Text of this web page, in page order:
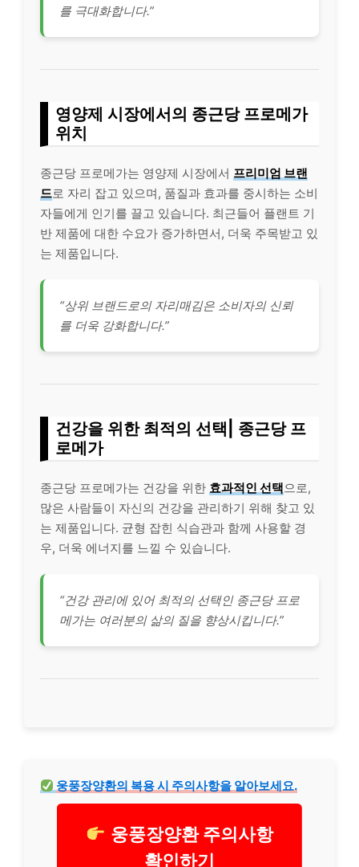
를 극대화합니다.”
영양제 시장에서의 종근당 프로메가
위치
종근당 프로메가는 영양제 시장에서 프리미엄 브랜
드로 자리 잡고 있으며, 품질과 효과를 중시하는 소비
자들에게 인기를 끌고 있습니다. 최근들어 플랜트 기
반 제품에 대한 수요가 증가하면서, 더욱 주목받고 있
는 제품입니다.
“상위 브랜드로의 자리매김은 소비자의 신뢰
를 더욱 강화합니다.”
건강을 위한 최적의 선택| 종근당 프
로메가
종근당 프로메가는 건강을 위한 효과적인 선택으로,
많은 사람들이 자신의 건강을 관리하기 위해 찾고 있
는 제품입니다. 균형 잡힌 식습관과 함께 사용할 경
우, 더욱 에너지를 느낄 수 있습니다.
“건강 관리에 있어 최적의 선택인 종근당 프로
메가는 여러분의 삶의 질을 향상시킵니다.”
웅풍장양환의 복용 시 주의사항을 알아보세요.
웅풍장양환 주의사항
확인하기